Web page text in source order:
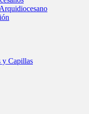
y Capillas